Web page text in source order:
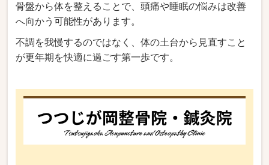
骨盤から体を整えることで、頭痛や睡眠の悩みは改善
へ向かう可能性があります。
不調を我慢するのではなく、体の土台から見直すこと
が更年期を快適に過ごす第一歩です。